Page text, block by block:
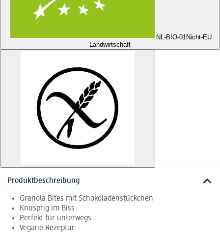
NL-BIO-01 Nicht-EU
Landwirtschaft
Produktbeschreibung
Granola Bites mit Schokoladenstückchen
Knusprig im Biss
Perfekt für unterwegs
Vegane Rezeptur